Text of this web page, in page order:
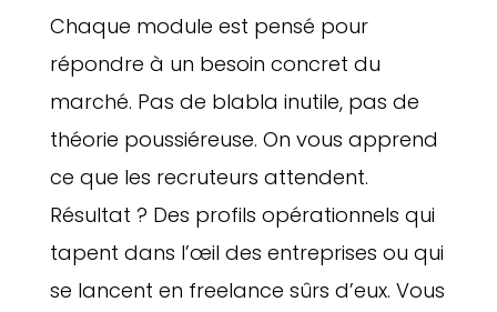
Chaque module est pensé pour
répondre à un besoin concret du
marché. Pas de blabla inutile, pas de
théorie poussiéreuse. On vous apprend
ce que les recruteurs attendent.
Résultat ? Des profils opérationnels qui
tapent dans l’œil des entreprises ou qui
se lancent en freelance sûrs d’eux. Vous